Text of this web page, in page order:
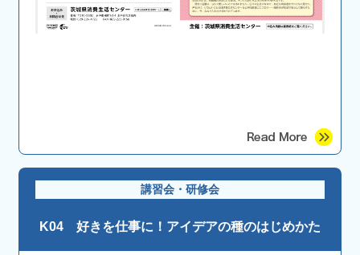
講習会・研修会
K04 好きを仕事に！アイデアの種のはじめかた